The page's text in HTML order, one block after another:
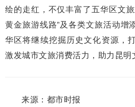
绘的走红，不仅丰富了五华区文
黄金旅游线路”及各类文旅活动增
华区将继续挖掘历史文化资源，
激发城市文旅消费活力，助力昆明
来源：都市时报